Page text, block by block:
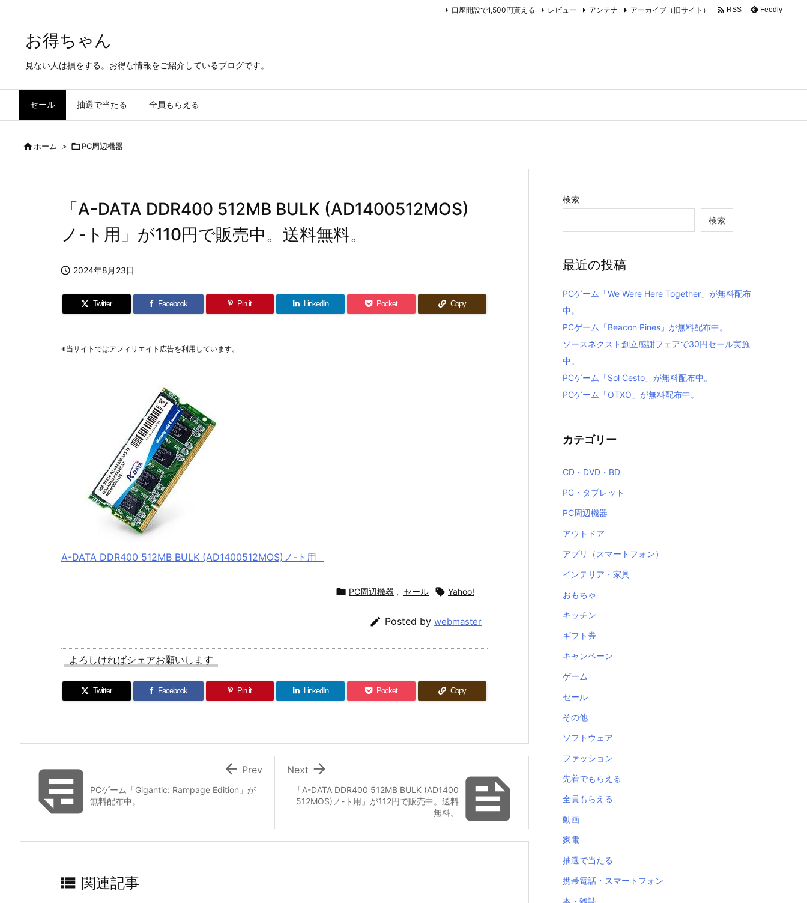
お得ちゃん
見ない人は損をする。お得な情報をご紹介しているブログです。
セール 抽選で当たる 全員もらえる
口座開設で1,500円貰える レビュー アンテナ アーカイブ（旧サイト）  RSS Feedly
ホーム > PC周辺機器
「A-DATA DDR400 512MB BULK (AD1400512MOS)
ノ-ト用」が110円で販売中。送料無料。
 2024年8月23日
Twitter Facebook Pin it LinkedIn Pocket Copy
※当サイトではアフィリエイト広告を利用しています。
A-DATA DDR400 512MB BULK (AD1400512MOS)ノ-ト用 _
 PC周辺機器 , セール  Yahoo!
 Posted by webmaster
よろしければシェアお願いします
Twitter Facebook Pin it LinkedIn Pocket Copy

「A-DATA DDR400 512MB BULK (AD1400
512MOS)ノ-ト用」が112円で販売中。送料
無料。

Next
PCゲーム「Gigantic: Rampage Edition」が
無料配布中。
 Prev
 関連記事
検索
検索
最近の投稿
PCゲーム「We Were Here Together」が無料配布
中。
PCゲーム「Beacon Pines」が無料配布中。
ソースネクスト創立感謝フェアで30円セール実施
中。
PCゲーム「Sol Cesto」が無料配布中。
PCゲーム「OTXO」が無料配布中。
カテゴリー
CD・DVD・BD
PC・タブレット
PC周辺機器
アウトドア
アプリ（スマートフォン）
インテリア・家具
おもちゃ
キッチン
ギフト券
キャンペーン
ゲーム
セール
その他
ソフトウェア
ファッション
先着でもらえる
全員もらえる
動画
家電
抽選で当たる
携帯電話・スマートフォン
本・雑誌